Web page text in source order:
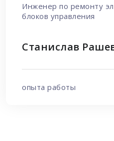
Инженер по ремонту
блоков управления
Станислав
опыта работы